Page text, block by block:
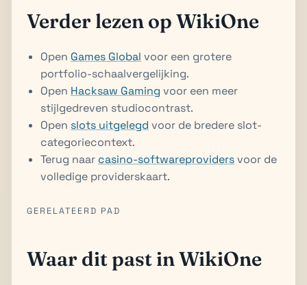
Verder lezen op WikiOne
Open Games Global voor een grotere
portfolio-schaalvergelijking.
Open Hacksaw Gaming voor een meer
stijlgedreven studiocontrast.
Open slots uitgelegd voor de bredere slot-
categoriecontext.
Terug naar casino-softwareprovidersvoor de
volledige providerskaart.
GERELATEERD PAD
Waar dit past in WikiOne